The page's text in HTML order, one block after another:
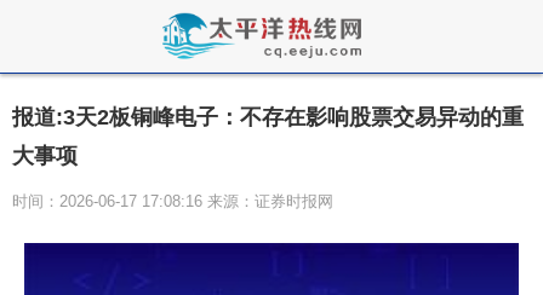
报道:3天2板铜峰电子：不存在影响股票交易异动的重
大事项
时间：2026-06-17 17:08:16 来源：证券时报网